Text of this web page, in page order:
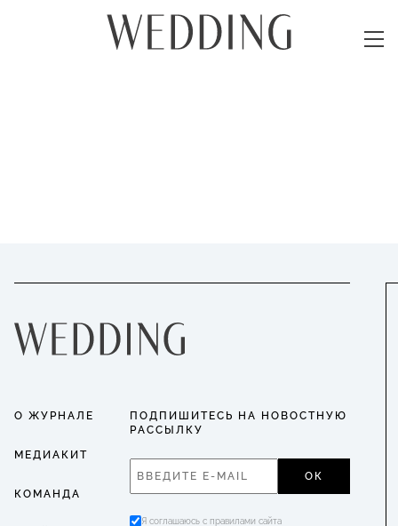
О ЖУРНАЛЕ
МЕДИАКИТ
КОМАНДА
ПОДПИШИТЕСЬ НА НОВОСТНУЮ
РАССЫЛКУ
ОК
Я соглашаюсь с правилами сайта